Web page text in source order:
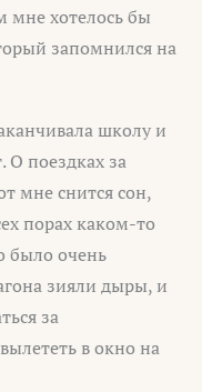
мне хотелось бы
запомнился на
школу и
О поездках за
мне снится сон,
порах каком-то
было очень
зияли дыры, и
за
в окно на